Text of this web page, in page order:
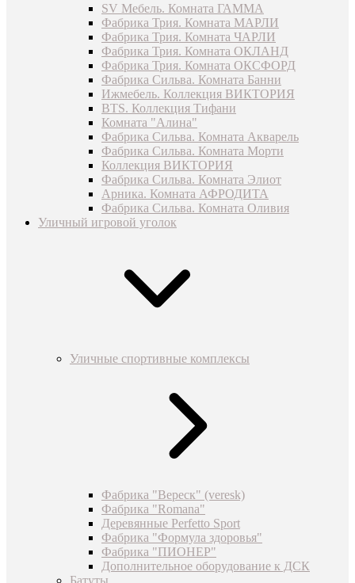
SV Мебель. Комната ГАММА
Фабрика Трия. Комната МАРЛИ
Фабрика Трия. Комната ЧАРЛИ
Фабрика Трия. Комната ОКЛАНД
Фабрика Трия. Комната ОКСФОРД
Фабрика Сильва. Комната Банни
Ижмебель. Коллекция ВИКТОРИЯ
BTS. Коллекция Тифани
Комната "Алина"
Фабрика Сильва. Комната Акварель
Фабрика Сильва. Комната Морти
Коллекция ВИКТОРИЯ
Фабрика Сильва. Комната Элиот
Арника. Комната АФРОДИТА
Фабрика Сильва. Комната Оливия
Уличный игровой уголок
Уличные спортивные комплексы
Фабрика "Вереск" (veresk)
Фабрика "Romana"
Деревянные Perfetto Sport
Фабрика "Формула здоровья"
Фабрика "ПИОНЕР"
Дополнительное оборудование к ДСК
Батуты